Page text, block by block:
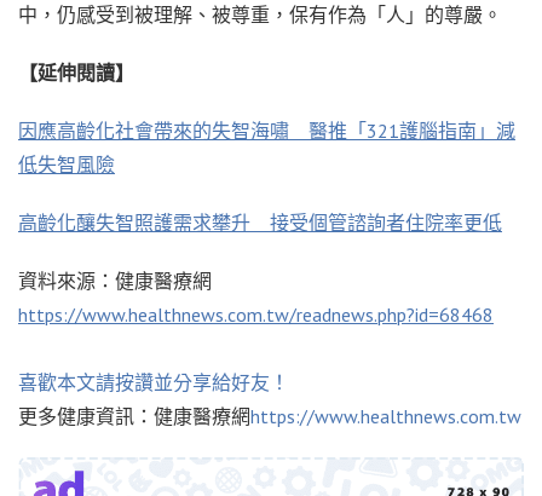
中，仍感受到被理解、被尊重，保有作為「人」的尊嚴。
【延伸閱讀】
因應高齡化社會帶來的失智海嘯 醫推「321護腦指南」減
低失智風險
高齡化釀失智照護需求攀升 接受個管諮詢者住院率更低
資料來源：健康醫療網
https://www.healthnews.com.tw/readnews.php?id=68468
喜歡本文請按讚並分享給好友！
更多健康資訊：健康醫療網https://www.healthnews.com.tw